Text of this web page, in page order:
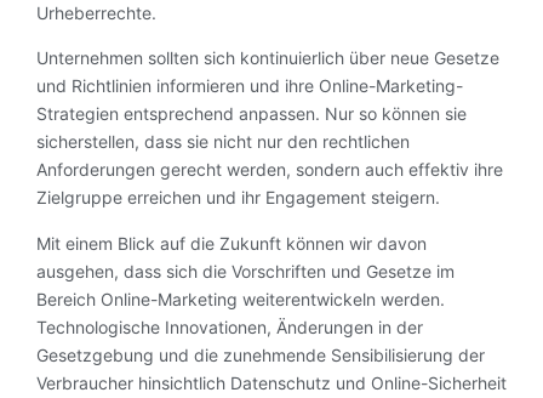
Urheberrechte.
Unternehmen sollten sich kontinuierlich über neue Gesetze
und Richtlinien informieren und ihre Online-Marketing-
Strategien entsprechend anpassen. Nur so können sie
sicherstellen, dass sie nicht nur den rechtlichen
Anforderungen gerecht werden, sondern auch effektiv ihre
Zielgruppe erreichen und ihr Engagement steigern.
Mit einem Blick auf die Zukunft können wir davon
ausgehen, dass sich die Vorschriften und Gesetze im
Bereich Online-Marketing weiterentwickeln werden.
Technologische Innovationen, Änderungen in der
Gesetzgebung und die zunehmende Sensibilisierung der
Verbraucher hinsichtlich Datenschutz und Online-Sicherheit